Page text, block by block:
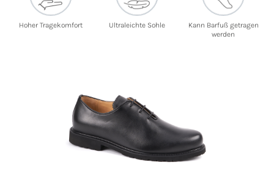
Hoher Tragekomfort Ultraleichte Sohle
Kann Barfuß getragen
werden